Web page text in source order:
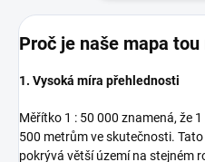
Proč je naše mapa
1. Vysoká míra přehlednosti
Měřítko 1 : 50 000 znamená, že
500 metrům ve skutečnosti.
pokrývá větší území na stejném